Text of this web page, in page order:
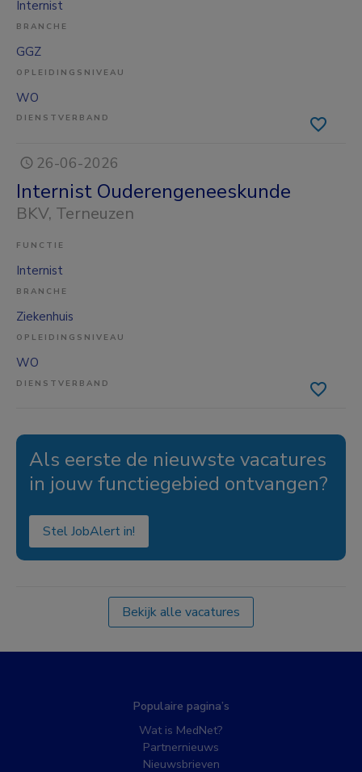
Internist
BRANCHE
GGZ
OPLEIDINGSNIVEAU
WO
DIENSTVERBAND
26-06-2026
Internist Ouderengeneeskunde
BKV, Terneuzen
FUNCTIE
Internist
BRANCHE
Ziekenhuis
OPLEIDINGSNIVEAU
WO
DIENSTVERBAND
Als eerste de nieuwste vacatures
in jouw functiegebied ontvangen?
Stel JobAlert in!
Bekijk alle vacatures
Populaire pagina’s
Wat is MedNet?
Partnernieuws
Nieuwsbrieven